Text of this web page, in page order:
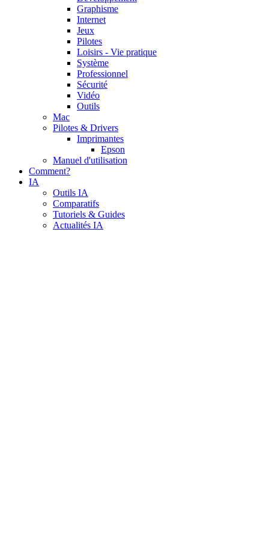
Graphisme
Internet
Jeux
Pilotes
Loisirs - Vie pratique
Système
Professionnel
Sécurité
Vidéo
Outils
Mac
Pilotes & Drivers
Imprimantes
Epson
Manuel d'utilisation
Comment?
IA
Outils IA
Comparatifs
Tutoriels & Guides
Actualités IA